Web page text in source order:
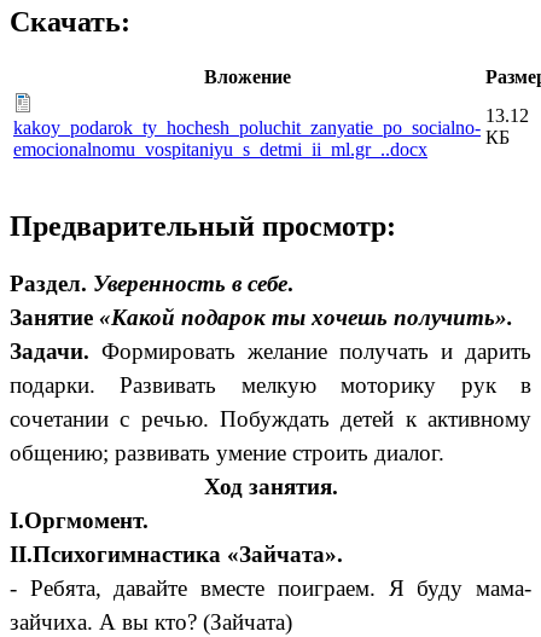
Скачать:
Вложение
kakoy_podarok_ty_hochesh_poluchit_zanyatie_po_socialno-
emocionalnomu_vospitaniyu_s_detmi_ii_ml.gr_..docx
13.12
КБ
Предварительный просмотр:
Раздел. Уверенность в себе.
Занятие «Какой подарок ты хочешь получить».
Задачи. Формировать желание получать и дарить
подарки. Развивать мелкую моторику рук в
сочетании с речью. Побуждать детей к активному
общению; развивать умение строить диалог.
Ход занятия.
I.Оргмомент.
II.Психогимнастика «Зайчата».
- Ребята, давайте вместе поиграем. Я буду мама-
зайчиха. А вы кто? (Зайчата)